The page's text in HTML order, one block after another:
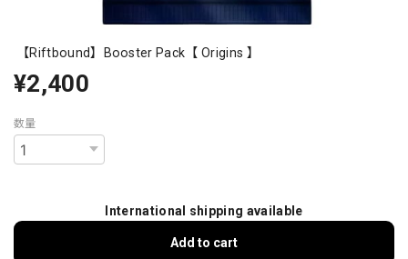
【Riftbound】Booster Pack【 Origins 】
¥2,400
数量
International shipping available
Add to cart